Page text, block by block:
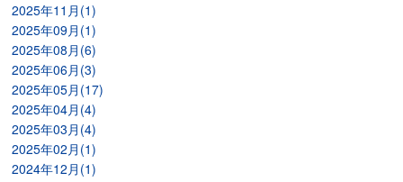
2025年11月(1)
2025年09月(1)
2025年08月(6)
2025年06月(3)
2025年05月(17)
2025年04月(4)
2025年03月(4)
2025年02月(1)
2024年12月(1)